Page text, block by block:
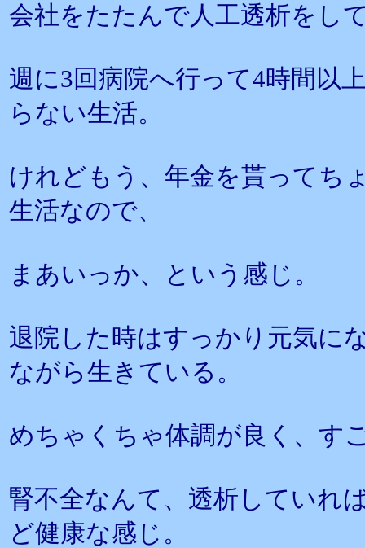
会社をたたんで人工透析をし
週に3回病院へ行って4時間以
らない生活。
けれどもう、年金を貰ってち
生活なので、
まあいっか、という感じ。
退院した時はすっかり元気に
ながら生きている。
めちゃくちゃ体調が良く、す
腎不全なんて、透析していれ
ど健康な感じ。